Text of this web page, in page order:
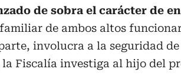
de sobra el carácter de
de ambos altos
involucra a la seguridad
Fiscalía investiga al hijo del